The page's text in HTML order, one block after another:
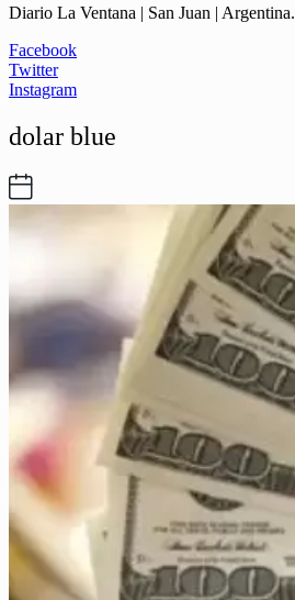
Diario La Ventana | San Juan | Argentina.
Facebook
Twitter
Instagram
dolar blue